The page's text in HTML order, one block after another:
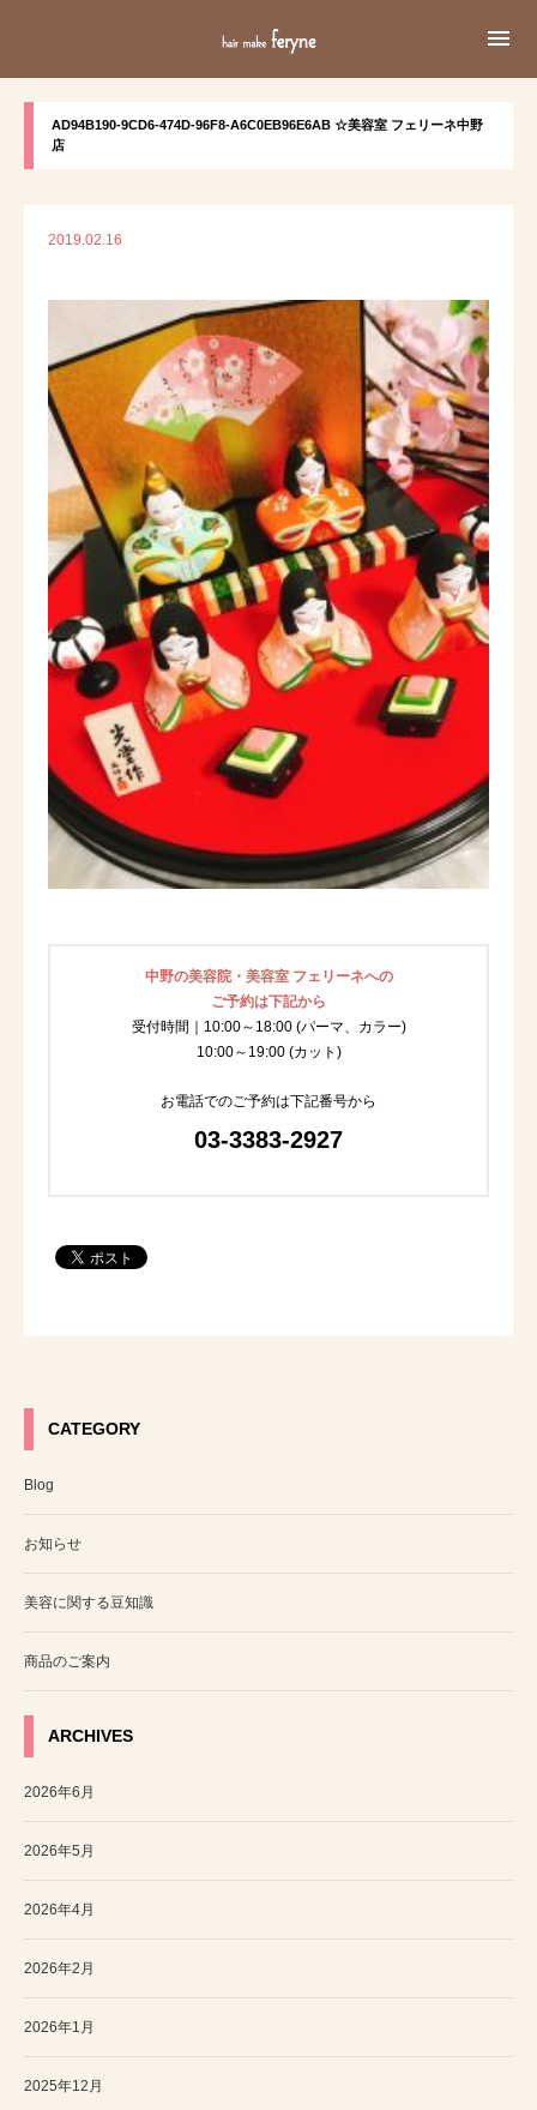

AD94B190-9CD6-474D-96F8-A6C0EB96E6AB ☆美容室 フェリーネ中野
店
2019.02.16
中野の美容院・美容室 フェリーネへの
ご予約は下記から
受付時間｜10:00～18:00 (パーマ、カラー)
10:00～19:00 (カット)
お電話でのご予約は下記番号から
03-3383-2927
CATEGORY
Blog
お知らせ
美容に関する豆知識
商品のご案内
ARCHIVES
2026年6月
2026年5月
2026年4月
2026年2月
2026年1月
2025年12月